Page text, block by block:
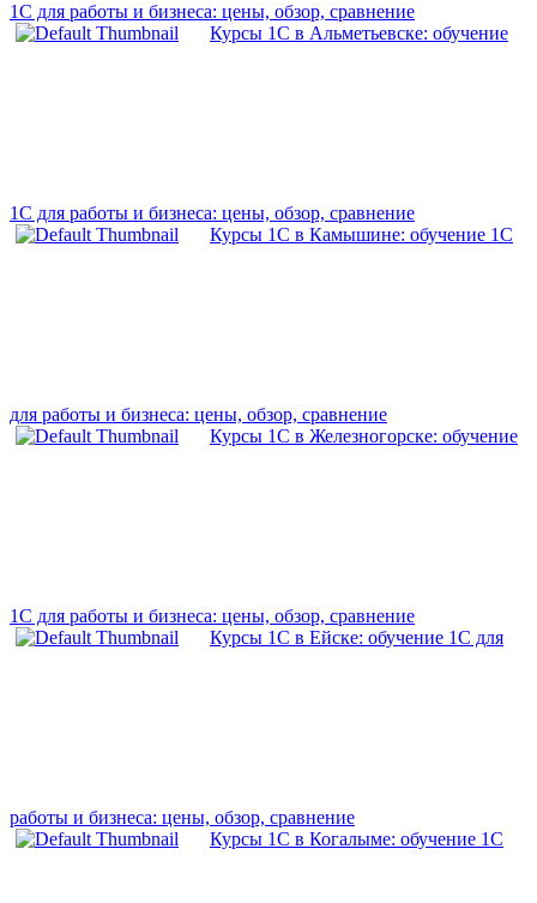
1С для работы и бизнеса: цены, обзор, сравнение
Курсы 1С в Альметьевске: обучение
1С для работы и бизнеса: цены, обзор, сравнение
Курсы 1С в Камышине: обучение 1С
для работы и бизнеса: цены, обзор, сравнение
Курсы 1С в Железногорске: обучение
1С для работы и бизнеса: цены, обзор, сравнение
Курсы 1С в Ейске: обучение 1С для
работы и бизнеса: цены, обзор, сравнение
Курсы 1С в Когалыме: обучение 1С